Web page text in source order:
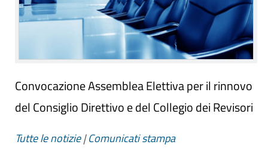
Convocazione Assemblea Elettiva per il rinnovo
del Consiglio Direttivo e del Collegio dei Revisori
Tutte le notizie|Comunicati stampa